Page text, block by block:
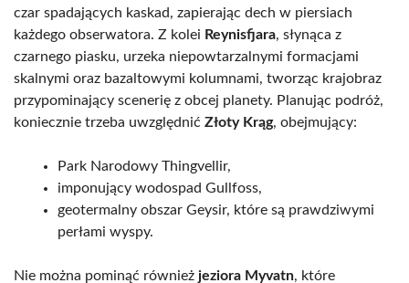
czar spadających kaskad, zapierając dech w piersiach
każdego obserwatora. Z kolei Reynisfjara, słynąca z
czarnego piasku, urzeka niepowtarzalnymi formacjami
skalnymi oraz bazaltowymi kolumnami, tworząc krajobraz
przypominający scenerię z obcej planety. Planując podróż,
koniecznie trzeba uwzględnić Złoty Krąg, obejmujący:
Park Narodowy Thingvellir,
imponujący wodospad Gullfoss,
geotermalny obszar Geysir, które są prawdziwymi
perłami wyspy.
Nie można pominąć również jeziora Myvatn, które